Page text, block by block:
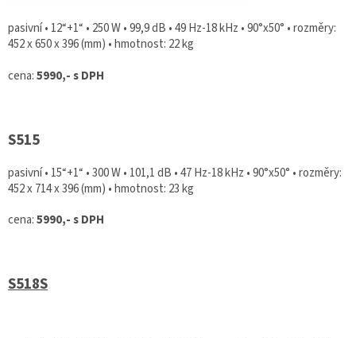
pasivní • 12“+1“ • 250 W • 99,9 dB • 49 Hz-18 kHz • 90°x50° • rozměry:
452 x 650 x 396 (mm) • hmotnost: 22 kg
cena:5990,- s DPH
S515
pasivní • 15“+1“ • 300 W • 101,1 dB • 47 Hz-18 kHz • 90°x50° • rozměry:
452 x 714 x 396 (mm) • hmotnost: 23 kg
cena:5990,- s DPH
S518S